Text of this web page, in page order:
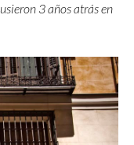
3 años atrás en